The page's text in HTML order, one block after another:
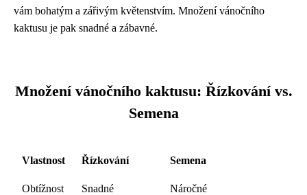
vám bohatým a zářivým květenstvím. Množení vánočního
kaktusu je pak snadné a zábavné.
Množení vánočního kaktusu: Řízkování vs.
Semena
Vlastnost Řízkování Semena
Obtížnost Snadné Náročné